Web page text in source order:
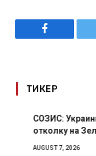
Facebook
ТИКЕР
СОЗИС:
отколку на
AUGUST 7, 2026